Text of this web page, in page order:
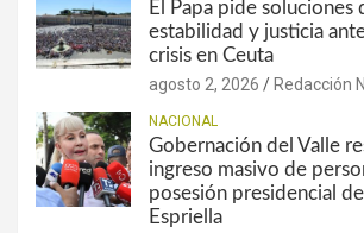
El Papa pide soluciones
estabilidad y justicia
crisis en Ceuta
agosto 2, 2026 Redacción
NACIONAL
Gobernación del Valle
ingreso masivo de
posesión presidencial
Espriella